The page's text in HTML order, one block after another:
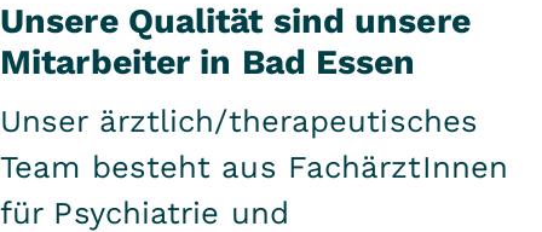
Unsere Qualität sind unsere
Mitarbeiter in Bad Essen
Unser ärztlich/therapeutisches
Team besteht aus FachärztInnen
für Psychiatrie und